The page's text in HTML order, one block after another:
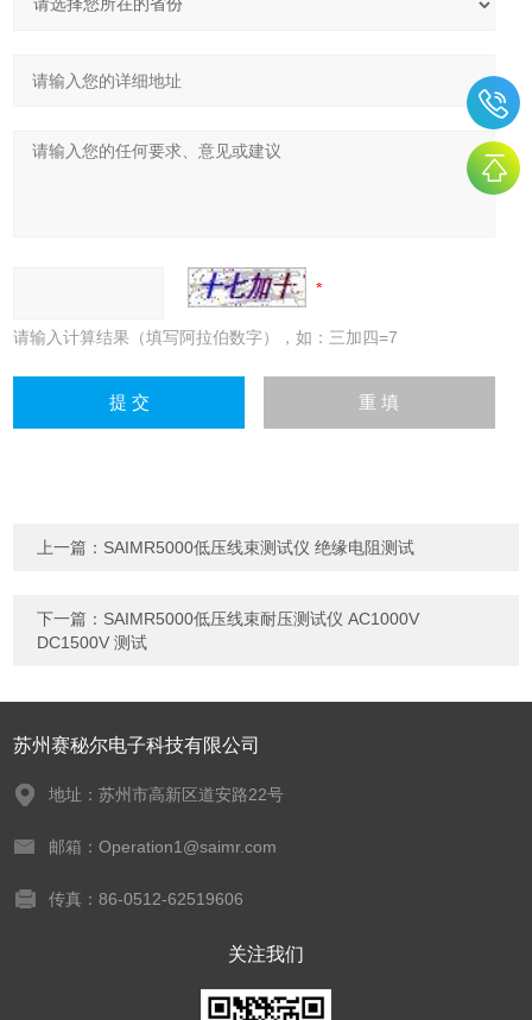
请输入计算结果（填写阿拉伯数字），如：三加四=7
上一篇： SAIMR5000低压线束测试仪 绝缘电阻测试
下一篇： SAIMR5000低压线束耐压测试仪 AC1000V
DC1500V 测试
苏州赛秘尔电子科技有限公司
地址：苏州市高新区道安路22号
邮箱：Operation1@saimr.com
传真：86-0512-62519606
关注我们